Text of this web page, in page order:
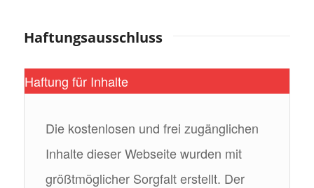
Haftungsausschluss
Haftung für Inhalte
Die kostenlosen und frei zugänglichen
Inhalte dieser Webseite wurden mit
größtmöglicher Sorgfalt erstellt. Der